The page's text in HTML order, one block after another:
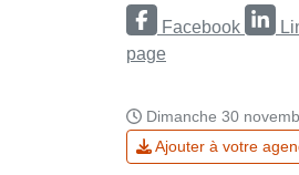
Facebook
page
Dimanche 30
Ajouter à votre